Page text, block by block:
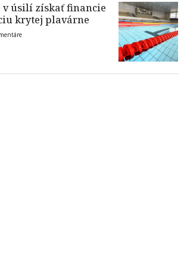
v úsilí získať financie
krytej plavárne